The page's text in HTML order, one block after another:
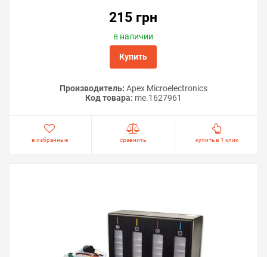
215 грн
в наличии
Купить
Производитель: Apex Microelectronics
Код товара: me.1627961
в избранные сравнить купить в 1 клик